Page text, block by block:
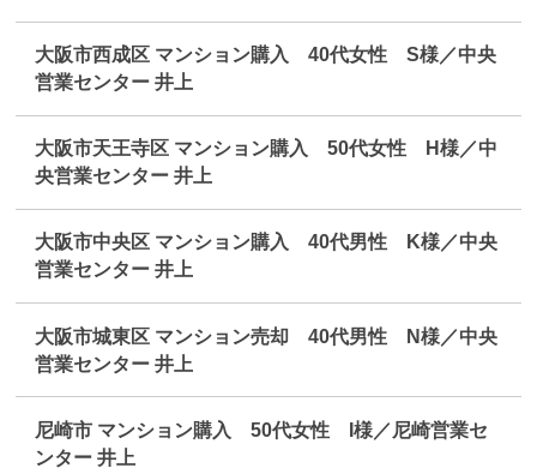
大阪市西成区 マンション購入 40代女性 S様／中央
営業センター 井上
大阪市天王寺区 マンション購入 50代女性 H様／中
央営業センター 井上
大阪市中央区 マンション購入 40代男性 K様／中央
営業センター 井上
大阪市城東区 マンション売却 40代男性 N様／中央
営業センター 井上
尼崎市 マンション購入 50代女性 I様／尼崎営業セ
ンター 井上